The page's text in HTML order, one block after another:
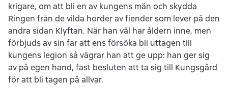
krigare, om att bli en av kungens män och skydda
Ringen från de vilda horder av fiender som lever på den
andra sidan Klyftan. När han väl har åldern inne, men
förbjuds av sin far att ens försöka bli uttagen till
kungens legion så vägrar han att ge upp: han ger sig
av på egen hand, fast besluten att ta sig till Kungsgård
för att bli tagen på allvar.